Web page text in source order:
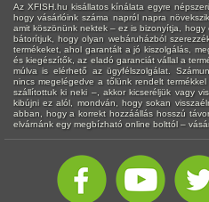
Az XFISH.hu kisállatos kínálata egyre
hogy vásárlóink száma napról napra
amit köszönünk nektek – ez is bizonyítja,
bátorítjuk, hogy olyan webáruházból
termékeket, ahol garantált a jó kiszolgálás,
és kiegészítők, az eladó garanciát vállal a
múlva is elérhető az ügyfélszolgálat.
nincs megelégedve a tőlünk rendelt
szállítottuk ki neki –, akkor kicseréljük vagy
kibújni ez alól, mondván, hogy sokan
abban, hogy a korrekt hozzáállás hosszú
elvárnánk egy megbízható online bolttól –